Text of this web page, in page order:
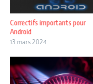
Correctifs importants pour
Android
13 mars 2024